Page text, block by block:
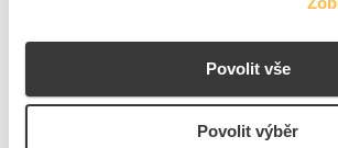
Povolit vše
Povolit výběr